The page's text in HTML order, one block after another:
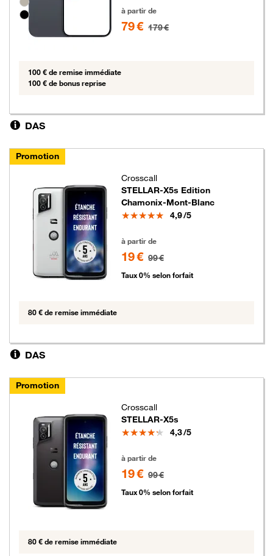
à partir de
79 € 179 €
100 € de remise immédiate
100 € de bonus reprise
DAS
Promotion
Crosscall
STELLAR-X5s Edition
Chamonix-Mont-Blanc
Note
4,9/5
à partir de
19 € 99 €
Taux 0% selon forfait
80 € de remise immédiate
DAS
Promotion
Crosscall
STELLAR-X5s
Note
4,3/5
à partir de
19 € 99 €
Taux 0% selon forfait
80 € de remise immédiate